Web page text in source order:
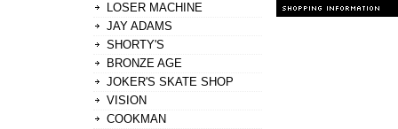
LOSER MACHINE
JAY ADAMS
SHORTY'S
BRONZE AGE
JOKER'S SKATE SHOP
VISION
COOKMAN